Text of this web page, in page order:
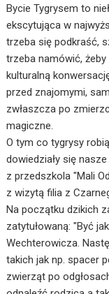
Bycie Tygrysem to
ekscytująca w
trzeba się podkraść,
trzeba namówić, żeby
kulturalną
przed znajomymi,
zwłaszcza po
magiczne.
O tym co tygrysy
dowiedziały się
z przedszkola "Mali
z wizytą filia z
Na początku dzikich
zatytułowaną: "Być
Wechterowicza.
takich jak np. spacer
zwierząt po